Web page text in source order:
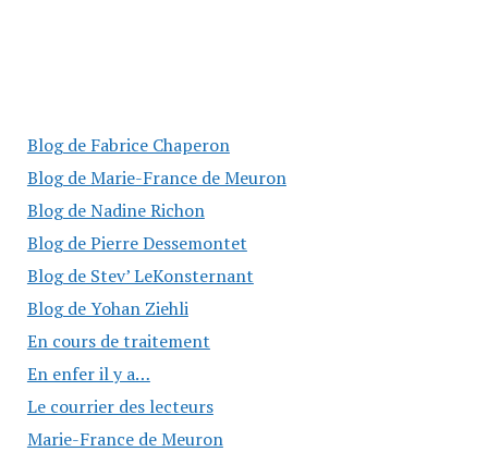
Blog de Fabrice Chaperon
Blog de Marie-France de Meuron
Blog de Nadine Richon
Blog de Pierre Dessemontet
Blog de Stev’ LeKonsternant
Blog de Yohan Ziehli
En cours de traitement
En enfer il y a…
Le courrier des lecteurs
Marie-France de Meuron